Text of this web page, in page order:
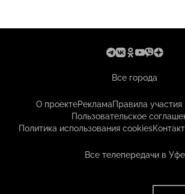
Все города
О проектеРекламаПравила участия
Пользовательское
Политика использования cookies
Все телепередачи в Уфе